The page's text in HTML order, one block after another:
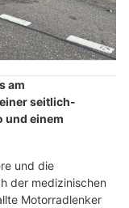
am
seitlich-
und einem
und die
der medizinischen
Motorradlenker